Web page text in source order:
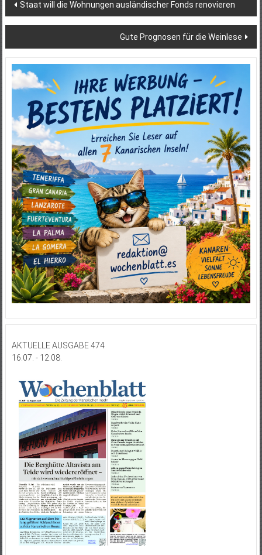
Staat will die Wohnungen ausländischer Fonds renovieren
Gute Prognosen für die Weinlese
AKTUELLE AUSGABE 474
16.07. - 12.08.